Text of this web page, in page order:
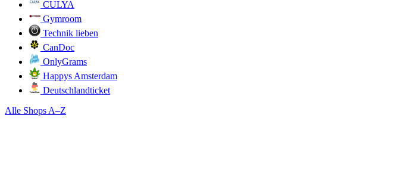
CULYA
Gymroom
Technik lieben
CanDoc
OnlyGrams
Happys Amsterdam
Deutschlandticket
Alle Shops A–Z